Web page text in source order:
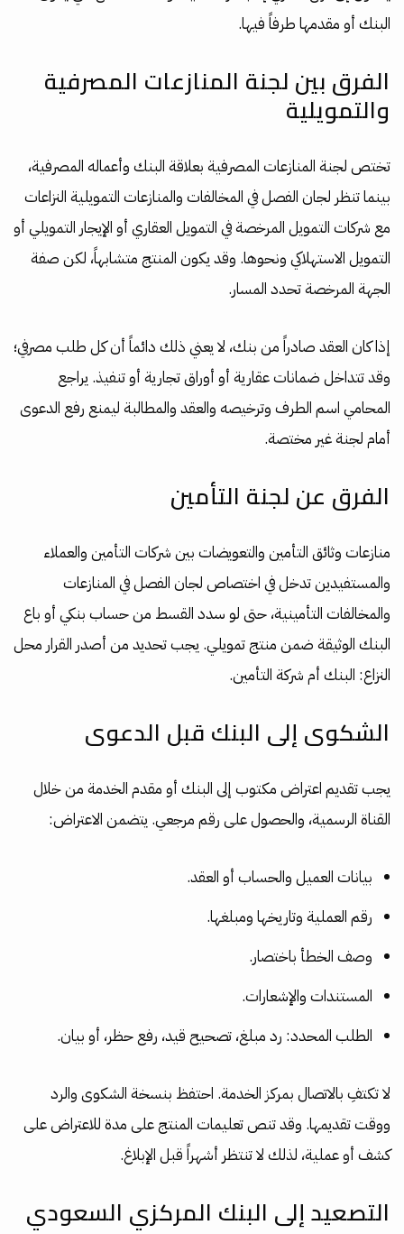
البنك أو مقدمها طرفاً فيها.
الفرق بين لجنة المنازعات المصرفية
والتمويلية
تختص لجنة المنازعات المصرفية بعلاقة البنك وأعماله المصرفية،
بينما تنظر لجان الفصل في المخالفات والمنازعات التمويلية النزاعات
مع شركات التمويل المرخصة في التمويل العقاري أو الإيجار التمويلي أو
التمويل الاستهلاكي ونحوها. وقد يكون المنتج متشابهاً، لكن صفة
الجهة المرخصة تحدد المسار.
إذا كان العقد صادراً من بنك، لا يعني ذلك دائماً أن كل طلب مصرفي؛
وقد تتداخل ضمانات عقارية أو أوراق تجارية أو تنفيذ. يراجع
المحامي اسم الطرف وترخيصه والعقد والمطالبة ليمنع رفع الدعوى
أمام لجنة غير مختصة.
الفرق عن لجنة التأمين
منازعات وثائق التأمين والتعويضات بين شركات التأمين والعملاء
والمستفيدين تدخل في اختصاص لجان الفصل في المنازعات
والمخالفات التأمينية، حتى لو سدد القسط من حساب بنكي أو باع
البنك الوثيقة ضمن منتج تمويلي. يجب تحديد من أصدر القرار محل
النزاع: البنك أم شركة التأمين.
الشكوى إلى البنك قبل الدعوى
يجب تقديم اعتراض مكتوب إلى البنك أو مقدم الخدمة من خلال
القناة الرسمية، والحصول على رقم مرجعي. يتضمن الاعتراض:
بيانات العميل والحساب أو العقد.
رقم العملية وتاريخها ومبلغها.
وصف الخطأ باختصار.
المستندات والإشعارات.
الطلب المحدد: رد مبلغ، تصحيح قيد، رفع حظر، أو بيان.
لا تكتفِ بالاتصال بمركز الخدمة. احتفظ بنسخة الشكوى والرد
ووقت تقديمها. وقد تنص تعليمات المنتج على مدة للاعتراض على
كشف أو عملية، لذلك لا تنتظر أشهراً قبل الإبلاغ.
التصعيد إلى البنك المركزي السعودي